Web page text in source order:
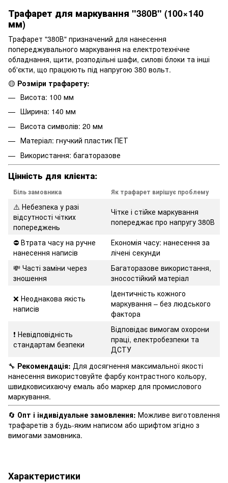
Трафарет для маркування "380В" (100×140
мм)
Трафарет "380В" призначений для нанесення
попереджувального маркування на електротехнічне
обладнання, щити, розподільні шафи, силові блоки та інші
об'єкти, що працюють під напругою 380 вольт.
🟡 Розміри трафарету:
Висота: 100 мм
Ширина: 140 мм
Висота символів: 20 мм
Матеріал: гнучкий пластик ПЕТ
Використання: багаторазове
Цінність для клієнта:
Біль замовника Як трафарет вирішує проблему
⚠️ Небезпека у разі
відсутності чітких
попереджень
Чітке і стійке маркування
попереджає про напругу 380В
⛔️ Втрата часу на ручне
нанесення написів
Економія часу: нанесення за
лічені секунди
💸 Часті заміни через
зношення
Багаторазове використання,
зносостійкий матеріал
❌ Неоднакова якість
написів
Ідентичність кожного
маркування – без людського
фактора
❗️ Невідповідність
стандартам безпеки
Відповідає вимогам охорони
праці, електробезпеки та
ДСТУ
🔧 Рекомендація: Для досягнення максимальної якості
нанесення використовуйте фарбу контрастного кольору,
швидковисихаючу емаль або маркер для промислового
маркування.
🔄 Опт і індивідуальне замовлення: Можливе виготовлення
трафаретів з будь-яким написом або шрифтом згідно з
вимогами замовника.
Характеристики